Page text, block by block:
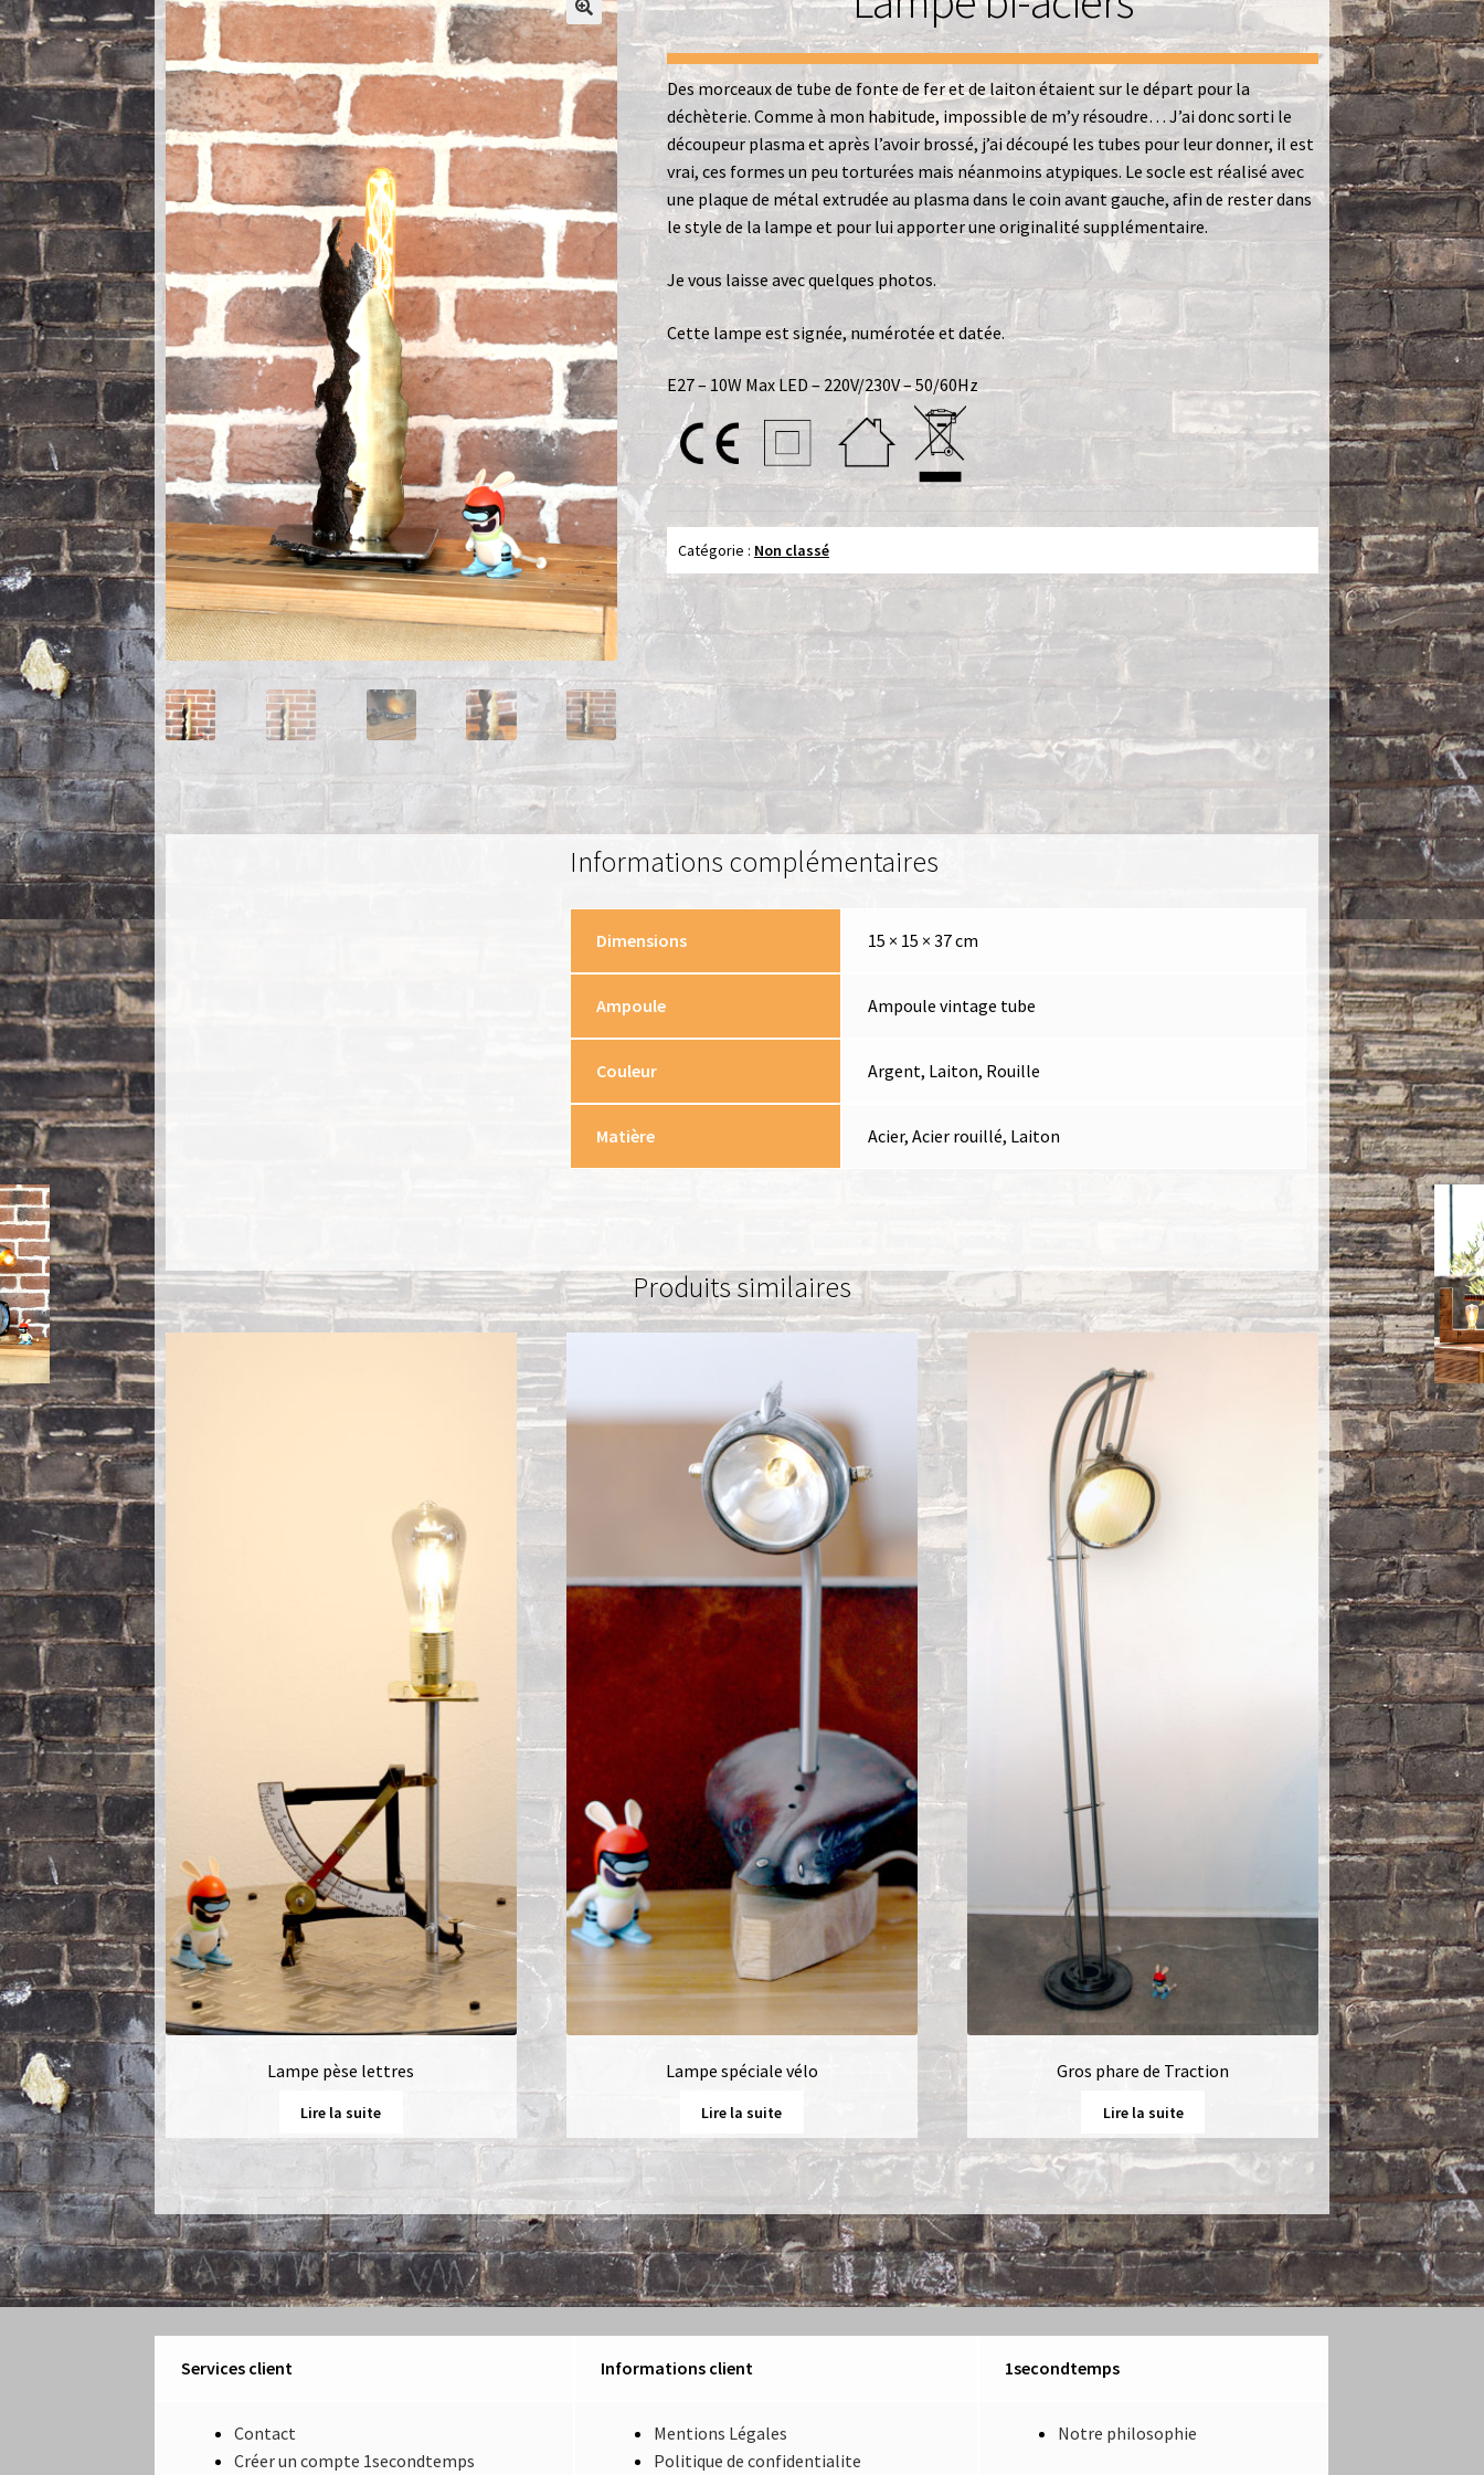
Toutes les lampes
Des morceaux de tube de fonte de fer et de laiton étaient sur le départ pour la
déchèterie. Comme à mon habitude, impossible de m’y résoudre… J’ai donc sorti le
découpeur plasma et après l’avoir brossé, j’ai découpé les tubes pour leur donner, il est
vrai, ces formes un peu torturées mais néanmoins atypiques. Le socle est réalisé avec
une plaque de métal extrudée au plasma dans le coin avant gauche, afin de rester dans
le style de la lampe et pour lui apporter une originalité supplémentaire.
Je vous laisse avec quelques photos.
Cette lampe est signée, numérotée et datée.
E27 – 10W Max LED – 220V/230V – 50/60Hz
Catégorie : Non classé
Informations complémentaires
Dimensions 15 × 15 × 37 cm
Ampoule Ampoule vintage tube
Couleur Argent, Laiton, Rouille
Matière Acier, Acier rouillé, Laiton
Produits similaires
Lampe pèse lettres
Lire la suite
Lampe spéciale vélo
Lire la suite
Gros phare de Traction
Lire la suite
Services client Informations client 1secondtemps
Contact
Créer un compte 1secondtemps
Mentions Légales
Politique de confidentialite
Notre philosophie